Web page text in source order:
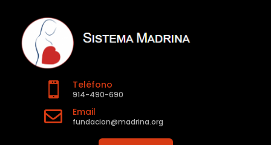
 Teléfono
914-490-690
 Email
fundacion@madrina.org